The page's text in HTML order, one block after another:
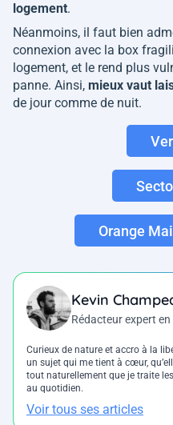
logement.
Néanmoins, il faut bien
connexion avec la box
logement, et le rend plus
panne. Ainsi, mieux vaut
de jour comme de nuit.
Orange
Kevin
Rédacteur expert
Curieux de nature et accro à la
un sujet qui me tient à cœur,
tout naturellement que je traite
au quotidien.
Voir tous ses articles